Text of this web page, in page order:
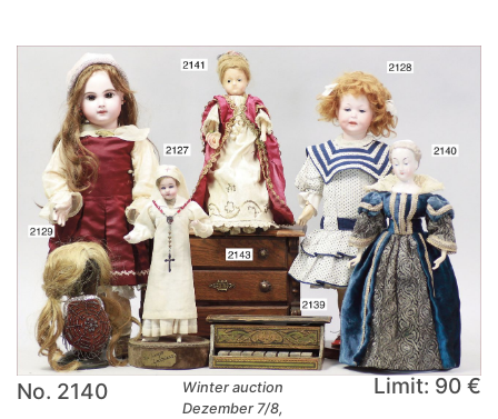
No. 2140
Winter auction
Dezember 7/8,
Limit: 90 €